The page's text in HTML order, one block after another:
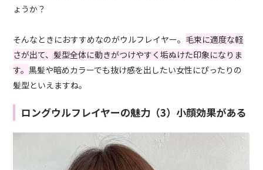
ょうか？
そんなときにおすすめなのがウルフレイヤー。 毛束に適度な軽
さが出て、髪型全体に動きがつけやすく垢ぬけた印象になりま
す。黒髪や暗めカラーでも抜け感を出したい女性にぴったりの
髪型といえますね。
ロングウルフレイヤーの魅力（3）小顔効果がある